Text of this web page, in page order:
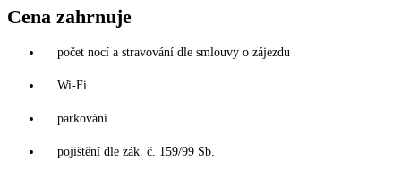
Cena zahrnuje
počet nocí a stravování dle smlouvy o zájezdu
Wi-Fi
parkování
pojištění dle zák. č. 159/99 Sb.